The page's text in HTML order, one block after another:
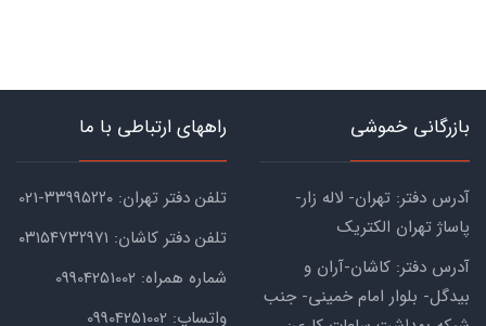
بازرگانی خموشی
آدرس دفتر: تهران- لاله زار-
پاساژ تهران الکتریک
آدرس دفتر: کاشان-آران و
بیدگل- بلوار امام خمینی- جنب
راههای ارتباطی با ما
تلفن دفتر تهران: ۳۳۹۹۵۲۲۰-021
تلفن دفتر کاشان: ۰۳۱۵۴۷۳۲۹۷۱
شماره همراه: 09904251002
واتساپ: 09904251002